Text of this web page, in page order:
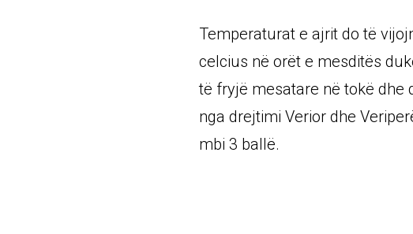
Temperaturat e ajrit do të
celcius në orët e mesditës
të fryjë mesatare në tokë dhe
nga drejtimi Verior dhe
mbi 3 ballë.